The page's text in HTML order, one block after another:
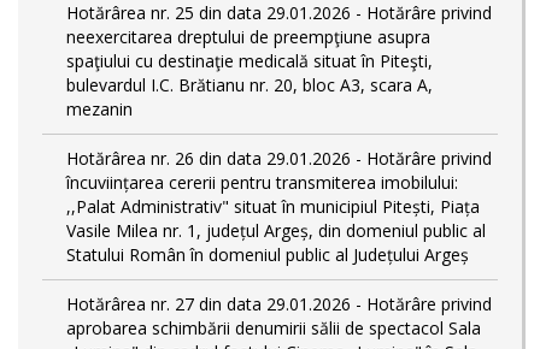
Hotărârea nr. 25 din data 29.01.2026 - Hotărâre privind
neexercitarea dreptului de preempţiune asupra
spaţiului cu destinaţie medicală situat în Piteşti,
bulevardul I.C. Brătianu nr. 20, bloc A3, scara A,
mezanin
Hotărârea nr. 26 din data 29.01.2026 - Hotărâre privind
încuviințarea cererii pentru transmiterea imobilului:
,,Palat Administrativ" situat în municipiul Pitești, Piața
Vasile Milea nr. 1, județul Argeș, din domeniul public al
Statului Român în domeniul public al Județului Argeș
Hotărârea nr. 27 din data 29.01.2026 - Hotărâre privind
aprobarea schimbării denumirii sălii de spectacol Sala